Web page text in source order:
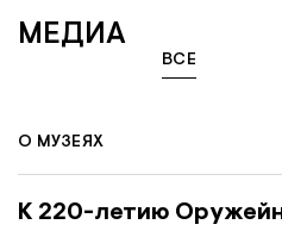
МЕДИА
ВСЕ
О МУЗЕЯХ
К 220-летию